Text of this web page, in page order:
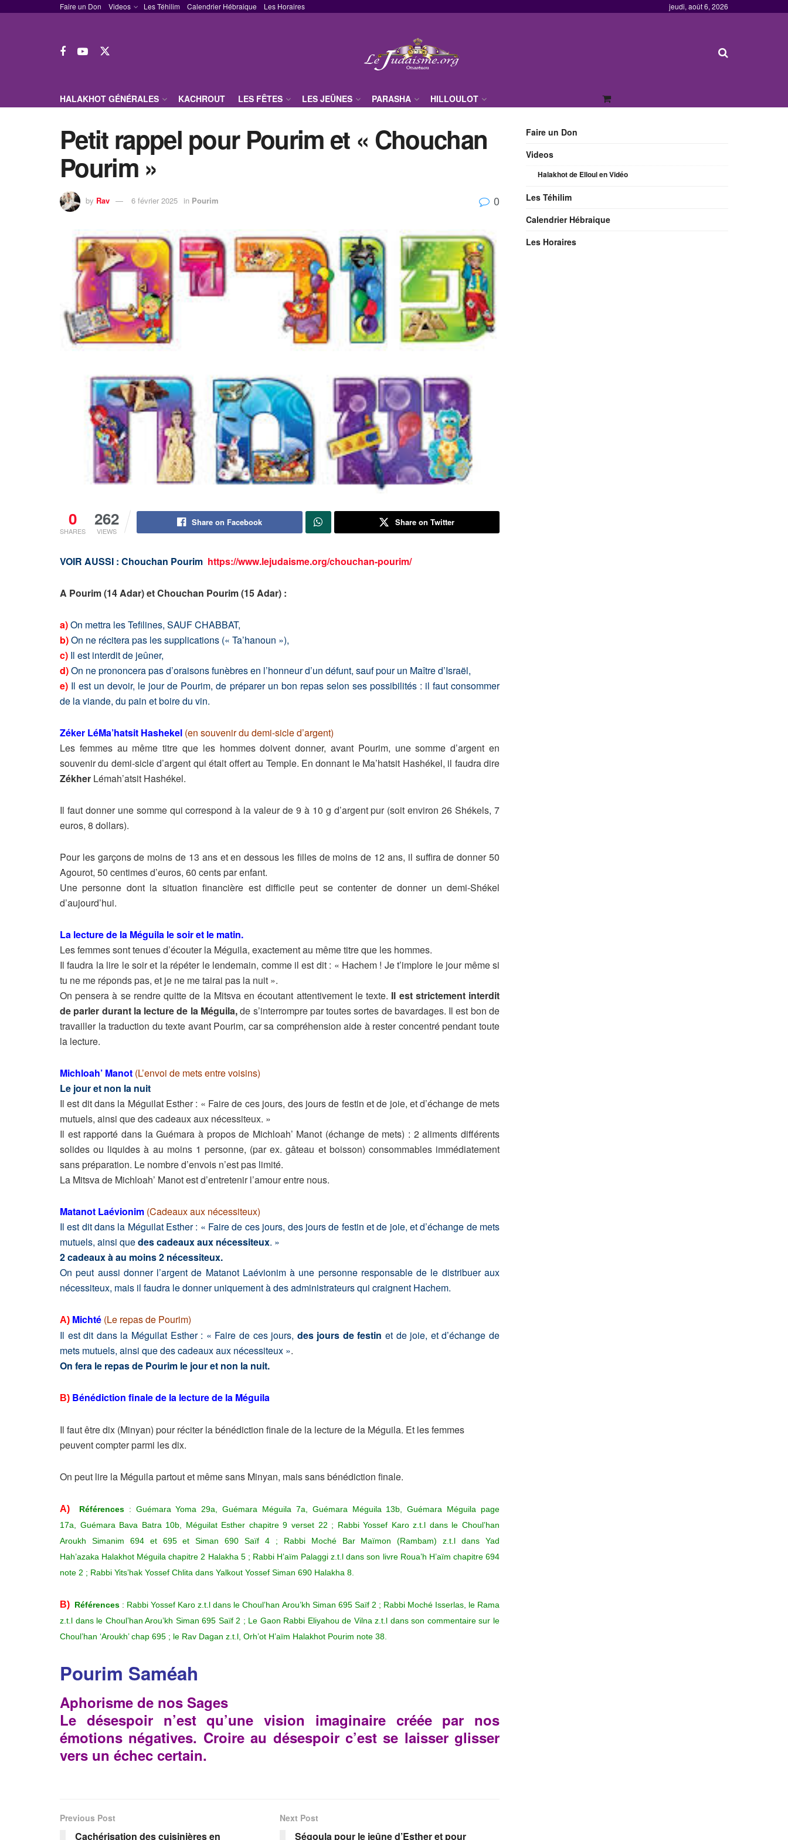
Faire un Don Videos Les Téhilim Calendrier Hébraique Les Horaires jeudi, août 6, 2026
HALAKHOT GÉNÉRALES KACHROUT LES FÊTES LES JEÛNES PARASHA HILLOULOT
Petit rappel pour Pourim et « Chouchan
Pourim »
by Rav 6 février 2025 in Pourim 0
0
SHARES
262
VIEWS
Share on Facebook Share on Twitter
VOIR AUSSI : Chouchan Pourim https://www.lejudaisme.org/chouchan-pourim/
A Pourim (14 Adar) et Chouchan Pourim (15 Adar) :
a)On mettra les Tefilines, SAUF CHABBAT,
b)On ne récitera pas les supplications (« Ta’hanoun »),
c) Il est interdit de jeûner,
d)On ne prononcera pas d’oraisons funèbres en l’honneur d’un défunt, sauf pour un Maître d’Israël,
e) Il est un devoir, le jour de Pourim, de préparer un bon repas selon ses possibilités : il faut consommer
de la viande, du pain et boire du vin.
Zéker LéMa’hatsit Hashekel (en souvenir du demi-sicle d’argent)
Les femmes au même titre que les hommes doivent donner, avant Pourim, une somme d’argent en
souvenir du demi-sicle d’argent qui était offert au Temple. En donnant le Ma’hatsit Hashékel, il faudra dire
Zékher Lémah’atsit Hashékel.
Il faut donner une somme qui correspond à la valeur de 9 à 10 g d’argent pur (soit environ 26 Shékels, 7
euros, 8 dollars).
Pour les garçons de moins de 13 ans et en dessous les filles de moins de 12 ans, il suffira de donner 50
Agourot, 50 centimes d’euros, 60 cents par enfant.
Une personne dont la situation financière est difficile peut se contenter de donner un demi-Shékel
d’aujourd’hui.
La lecture de la Méguila le soir et le matin.
Les femmes sont tenues d’écouter la Méguila, exactement au même titre que les hommes.
Il faudra la lire le soir et la répéter le lendemain, comme il est dit : « Hachem ! Je t’implore le jour même si
tu ne me réponds pas, et je ne me tairai pas la nuit ».
On pensera à se rendre quitte de la Mitsva en écoutant attentivement le texte. Il est strictement interdit
de parler durant la lecture de la Méguila,de s’interrompre par toutes sortes de bavardages. Il est bon de
travailler la traduction du texte avant Pourim, car sa compréhension aide à rester concentré pendant toute
la lecture.
Michloah’ Manot (L’envoi de mets entre voisins)
Le jour et non la nuit
Il est dit dans la Méguilat Esther : « Faire de ces jours, des jours de festin et de joie, et d’échange de mets
mutuels, ainsi que des cadeaux aux nécessiteux. »
Il est rapporté dans la Guémara à propos de Michloah’ Manot (échange de mets) : 2 aliments différents
solides ou liquides à au moins 1 personne, (par ex. gâteau et boisson) consommables immédiatement
sans préparation. Le nombre d’envois n’est pas limité.
La Mitsva de Michloah’ Manot est d’entretenir l’amour entre nous.
Matanot Laévionim (Cadeaux aux nécessiteux)
Il est dit dans la Méguilat Esther : « Faire de ces jours, des jours de festin et de joie, et d’échange de mets
mutuels, ainsi quedes cadeaux aux nécessiteux. »
2 cadeaux à au moins 2 nécessiteux.
On peut aussi donner l’argent de Matanot Laévionim à une personne responsable de le distribuer aux
nécessiteux, mais il faudra le donner uniquement à des administrateurs qui craignent Hachem.
A) Michté (Le repas de Pourim)
Il est dit dans la Méguilat Esther : « Faire de ces jours, des jours de festin et de joie, et d’échange de
mets mutuels, ainsi que des cadeaux aux nécessiteux ».
On fera le repas de Pourim le jour et non la nuit.
B) Bénédiction finale de la lecture de la Méguila
Il faut être dix (Minyan) pour réciter la bénédiction finale de la lecture de la Méguila. Et les femmes
peuvent compter parmi les dix.
On peut lire la Méguila partout et même sans Minyan, mais sans bénédiction finale.
A) Références : Guémara Yoma 29a, Guémara Méguila 7a, Guémara Méguila 13b, Guémara Méguila page
17a,
Guémara Bava Batra 10b, Méguilat Esther chapitre 9 verset 22 ; Rabbi Yossef Karo z.t.l dans le Choul’han
Aroukh Simanim 694 et 695 et Siman 690 Saïf 4 ; Rabbi Moché Bar Maïmon (Rambam) z.t.l
dans Yad
Hah’azaka Halakhot Méguila chapitre 2 Halakha 5 ; Rabbi H’aïm Palaggi z.t.l dans son livre Roua’h H’aïm chapitre 694
note 2 ; Rabbi Yits’hak Yossef Chlita dans Yalkout Yossef Siman 690 Halakha 8.
B) Références : Rabbi Yossef Karo z.t.l dans le Choul’han Arou’kh Siman 695 Saïf 2 ; Rabbi Moché Isserlas, le Rama
z.t.l dans le Choul’han Arou’kh Siman 695 Saïf 2 ; Le Gaon Rabbi Eliyahou de Vilna z.t.l dans son commentaire sur le
Choul’han ‘Aroukh’ chap 695 ; le Rav Dagan z.t.l, Orh’ot H’aïm Halakhot Pourim note 38.
Pourim Saméah
Aphorisme de nos Sages
Le désespoir n’est qu’une vision imaginaire créée par nos
émotions négatives. Croire au désespoir c’est se laisser glisser
vers un échec certain.
Previous Post
Cachérisation des cuisinières en
Next Post
Ségoula pour le jeûne d’Esther et pour
Faire un Don
Videos
Halakhot de Elloul en Vidéo
Les Téhilim
Calendrier Hébraique
Les Horaires